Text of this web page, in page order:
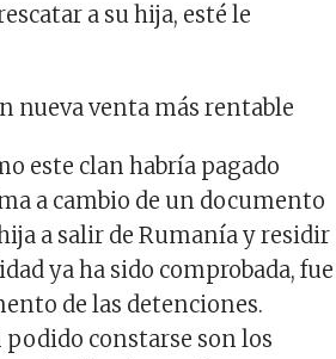
a su hija, esté le
nueva venta más rentable
este clan habría pagado
a cambio de un documento
a salir de Rumanía y residir
ya ha sido comprobada, fue
de las detenciones.
podido constarse son los